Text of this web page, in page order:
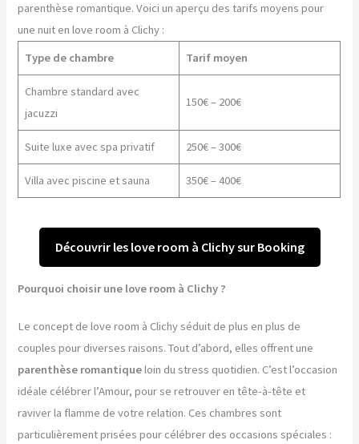
parenthèse romantique. Voici un aperçu des tarifs moyens pour
une nuit en love room à Clichy :
Type de chambre
Tarif moyen
Chambre standard avec
jacuzzi
150€ – 200€
Suite luxe avec spa privatif 250€ – 300€
Villa avec piscine et sauna 350€ – 400€
Découvrir les love room à Clichy sur Booking
Pourquoi choisir une love room à Clichy ?
Le concept de love room à Clichy séduit de plus en plus de
couples pour diverses raisons. Tout d’abord, elles offrent une
parenthèse romantiqueloin du stress quotidien. C’est l’occasion
idéale célébrer l’Amour, pour se retrouver en tête-à-tête et
raviver la flamme de votre relation. Ces chambres sont
particulièrement prisées pour célébrer des occasions spéciales :